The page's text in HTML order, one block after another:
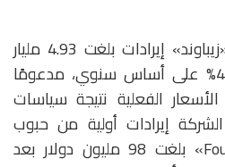
كما حقق دواء السمنة «زيباوند» إيرادات بلغت 4.93 مليار
دولار خلال الربع، بزيادة 46% على أساس سنوي، مدعومًا
الفعلية نتيجة سياسات
إيرادات أولية من حبوب
السمنة الجديدة «Foundayo» بلغت 98 مليون دولار بعد